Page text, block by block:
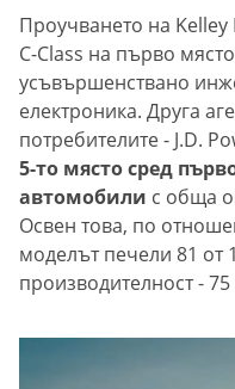
Проучването на Kelley
C-Class на първо
усъвършенствано
електроника. Друга
потребителите - J.D.
5-то място сред
автомобили с обща
Освен това, по
моделът печели 81 от
производителност - 75